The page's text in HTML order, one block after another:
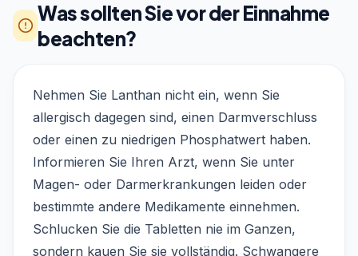
Was sollten Sie vor der Einnahme
beachten?
Nehmen Sie Lanthan nicht ein, wenn Sie
allergisch dagegen sind, einen Darmverschluss
oder einen zu niedrigen Phosphatwert haben.
Informieren Sie Ihren Arzt, wenn Sie unter
Magen- oder Darmerkrankungen leiden oder
bestimmte andere Medikamente einnehmen.
Schlucken Sie die Tabletten nie im Ganzen,
sondern kauen Sie sie vollständig. Schwangere